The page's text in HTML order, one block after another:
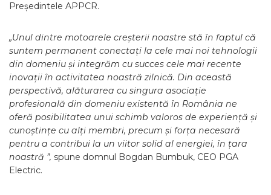
Președintele APPCR.
„Unul dintre motoarele creșterii noastre stă în faptul că
suntem permanent conectați la cele mai noi tehnologii
din domeniu și integrăm cu succes cele mai recente
inovații în activitatea noastră zilnică. Din această
perspectivă, alăturarea cu singura asociație
profesională din domeniu existentă în România ne
oferă posibilitatea unui schimb valoros de experiență și
cunoștințe cu alți membri, precum și forța necesară
pentru a contribui la un viitor solid al energiei, în țara
noastră ”, spune domnul Bogdan Bumbuk, CEO PGA
Electric.